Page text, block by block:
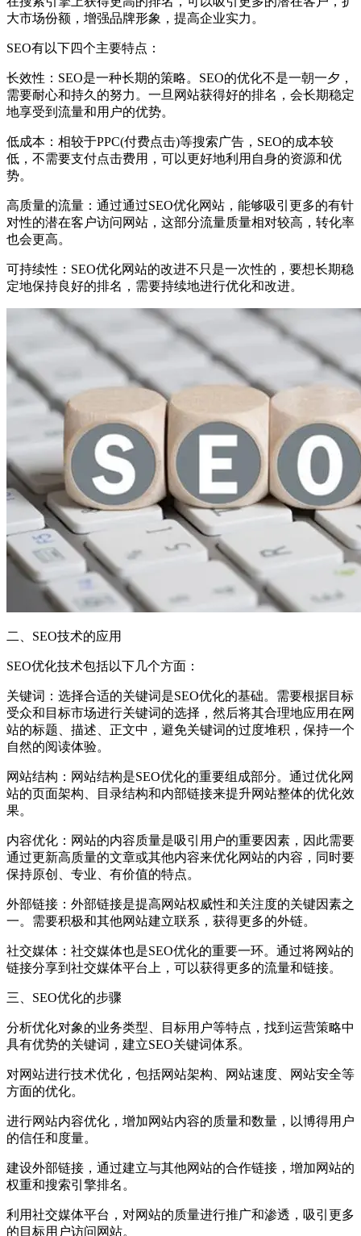
大市场份额，增强品牌形象，提高企业实力。
SEO有以下四个主要特点：
长效性：SEO是一种长期的策略。SEO的优化不是一朝一夕，
需要耐心和持久的努力。一旦网站获得好的排名，会长期稳定
地享受到流量和用户的优势。
低成本：相较于PPC(付费点击)等搜索广告，SEO的成本较
低，不需要支付点击费用，可以更好地利用自身的资源和优
势。
高质量的流量：通过通过SEO优化网站，能够吸引更多的有针
对性的潜在客户访问网站，这部分流量质量相对较高，转化率
也会更高。
可持续性：SEO优化网站的改进不只是一次性的，要想长期稳
定地保持良好的排名，需要持续地进行优化和改进。
二、SEO技术的应用
SEO优化技术包括以下几个方面：
关键词：选择合适的关键词是SEO优化的基础。需要根据目标
受众和目标市场进行关键词的选择，然后将其合理地应用在网
站的标题、描述、正文中，避免关键词的过度堆积，保持一个
自然的阅读体验。
网站结构：网站结构是SEO优化的重要组成部分。通过优化网
站的页面架构、目录结构和内部链接来提升网站整体的优化效
果。
内容优化：网站的内容质量是吸引用户的重要因素，因此需要
通过更新高质量的文章或其他内容来优化网站的内容，同时要
保持原创、专业、有价值的特点。
外部链接：外部链接是提高网站权威性和关注度的关键因素之
一。需要积极和其他网站建立联系，获得更多的外链。
社交媒体：社交媒体也是SEO优化的重要一环。通过将网站的
链接分享到社交媒体平台上，可以获得更多的流量和链接。
三、SEO优化的步骤
分析优化对象的业务类型、目标用户等特点，找到运营策略中
具有优势的关键词，建立SEO关键词体系。
对网站进行技术优化，包括网站架构、网站速度、网站安全等
方面的优化。
进行网站内容优化，增加网站内容的质量和数量，以博得用户
的信任和度量。
建设外部链接，通过建立与其他网站的合作链接，增加网站的
权重和搜索引擎排名。
利用社交媒体平台，对网站的质量进行推广和渗透，吸引更多
的目标用户访问网站。